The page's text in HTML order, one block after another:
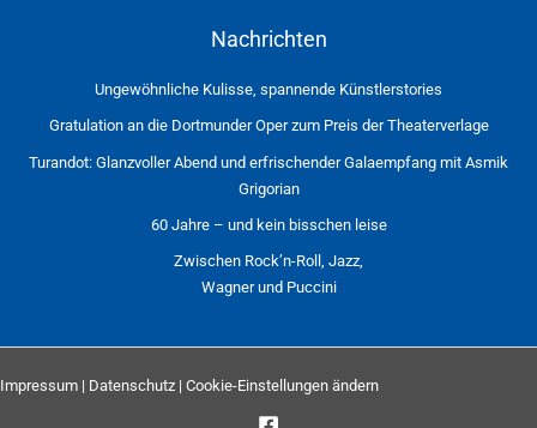
Nachrichten
Ungewöhnliche Kulisse, spannende Künstlerstories
Gratulation an die Dortmunder Oper zum Preis der Theaterverlage
Turandot: Glanzvoller Abend und erfrischender Galaempfang mit Asmik
Grigorian
60 Jahre – und kein bisschen leise
Zwischen Rock’n-Roll, Jazz,
Wagner und Puccini
Impressum | Datenschutz | Cookie-Einstellungen ändern